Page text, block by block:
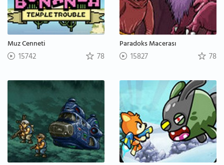
Muz Cenneti
15742 78
Paradoks Macerası
15827 78